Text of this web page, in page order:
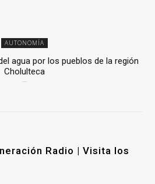
AUTONOMÍA
agua por los pueblos de la región
Cholulteca
Radio | Visita los